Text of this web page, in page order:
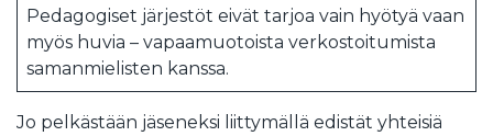
Pedagogiset järjestöt eivät tarjoa vain hyötyä vaan
myös huvia – vapaamuotoista verkostoitumista
samanmielisten kanssa.
Jo pelkästään jäseneksi liittymällä edistät yhteisiä